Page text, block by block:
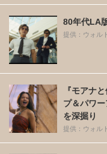
80年代LA
提供：ウォル
『モアナ
プ＆パワ
を深掘り
提供：ウォル